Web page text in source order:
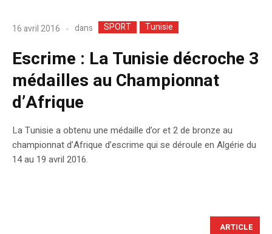
16 avril 2016 dans SPORT Tunisie
Escrime : La Tunisie décroche 3
médailles au Championnat
d’Afrique
La Tunisie a obtenu une médaille d’or et 2 de bronze au
championnat d’Afrique d’escrime qui se déroule en Algérie du
14 au 19 avril 2016.
ARTICLE